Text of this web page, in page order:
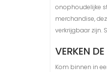
onophoudelijke
merchandise,
verkrijgbaar zijn.
VERKEN
Kom binnen in